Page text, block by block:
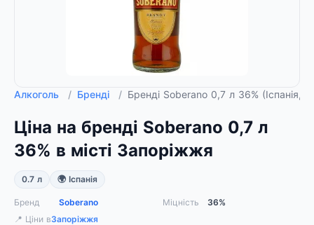
Алкоголь / Бренді / Бренді Soberano 0,7 л 36% (Іспанія,
Ціна на бренді Soberano 0,7 л
36% в місті Запоріжжя
0.7 л 🌍 Іспанія
Бренд Soberano Міцність
36%
📍 Ціни вЗапоріжжя